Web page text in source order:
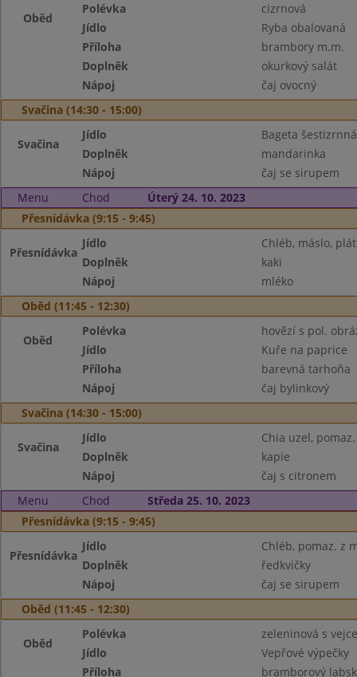
Oběd
Polévka
cizrnová
Jídlo
Ryba obalovaná
Příloha
brambory m.m.
Doplněk
okurkový salát
Nápoj
čaj ovocný
Svačina (14:30 - 15:00)
Svačina
Jídlo
Bageta
Doplněk
mandarinka
Nápoj
čaj se sirupem
Menu
Chod
Úterý 24. 10. 2023
Přesnídávka (9:15 - 9:45)
Přesnídávka
Jídlo
Chléb, máslo,
Doplněk
kaki
Nápoj
mléko
Oběd (11:45 - 12:30)
Oběd
Polévka
hovězí s pol.
Jídlo
Kuře na paprice
Příloha
barevná tarhoňa
Nápoj
čaj bylinkový
Svačina (14:30 - 15:00)
Svačina
Jídlo
Chia uzel,
Doplněk
kapie
Nápoj
čaj s citronem
Menu
Chod
Středa 25. 10. 2023
Přesnídávka (9:15 - 9:45)
Přesnídávka
Jídlo
Chléb, pomaz. z
Doplněk
ředkvičky
Nápoj
čaj se sirupem
Oběd (11:45 - 12:30)
Oběd
Polévka
zeleninová s
Jídlo
Vepřové výpečky
Příloha
bramborový